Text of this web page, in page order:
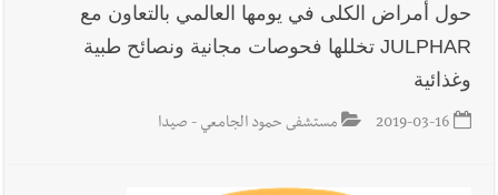
حول أمراض الكلى في يومها العالمي بالتعاون مع
JULPHAR تخللها فحوصات مجانية ونصائح طبية
وغذائية
2019-03-16 مستشفى حمود الجامعي - صيدا